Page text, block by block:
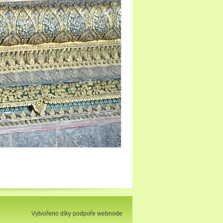
Vytvořeno díky podpoře webnode